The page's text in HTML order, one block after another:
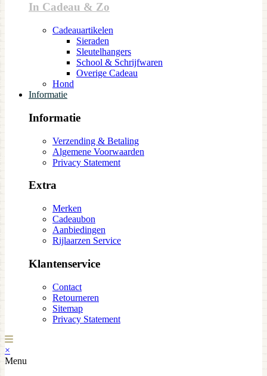
In Cadeau & Zo
Cadeauartikelen
Sieraden
Sleutelhangers
School & Schrijfwaren
Overige Cadeau
Hond
Informatie
Informatie
Verzending & Betaling
Algemene Voorwaarden
Privacy Statement
Extra
Merken
Cadeaubon
Aanbiedingen
Rijlaarzen Service
Klantenservice
Contact
Retourneren
Sitemap
Privacy Statement
×
Menu